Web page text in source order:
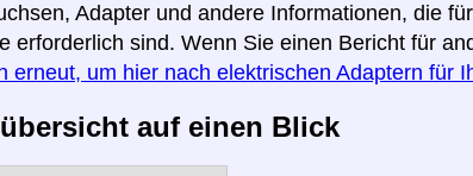
Adapter und andere Informationen, die
erforderlich sind. Wenn Sie einen Bericht für
erneut, um hier nach elektrischen Adaptern für
auf einen Blick